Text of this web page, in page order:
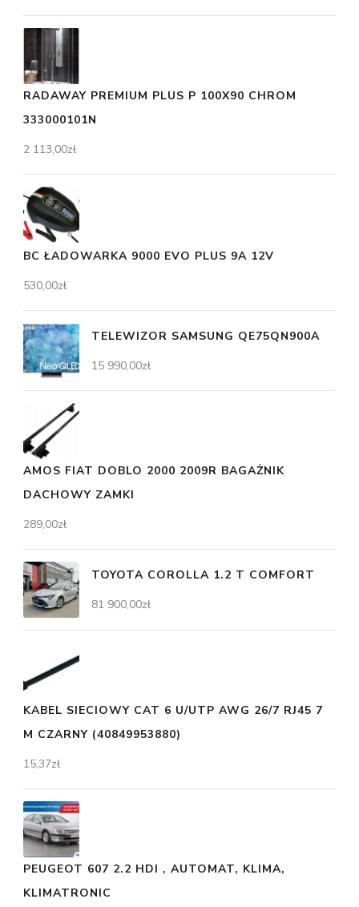
RADAWAY PREMIUM PLUS P 100X90 CHROM
333000101N
2 113,00zł
BC ŁADOWARKA 9000 EVO PLUS 9A 12V
530,00zł
TELEWIZOR SAMSUNG QE75QN900A
15 990,00zł
AMOS FIAT DOBLO 2000 2009R BAGAŻNIK
DACHOWY ZAMKI
289,00zł
TOYOTA COROLLA 1.2 T COMFORT
81 900,00zł
KABEL SIECIOWY CAT 6 U/UTP AWG 26/7 RJ45 7
M CZARNY (40849953880)
15,37zł
PEUGEOT 607 2.2 HDI , AUTOMAT, KLIMA,
KLIMATRONIC